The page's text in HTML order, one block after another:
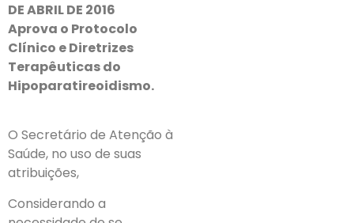
DE ABRIL DE 2016
Aprova o Protocolo
Clínico e Diretrizes
Terapêuticas do
Hipoparatireoidismo.
O Secretário de Atenção à
Saúde, no uso de suas
atribuições,
Considerando a